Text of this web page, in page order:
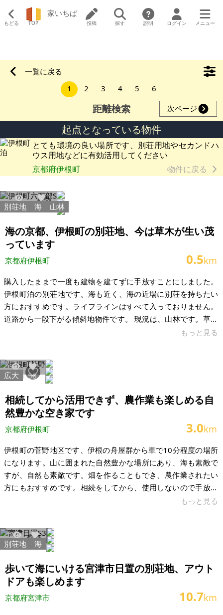
もどる TOP
家いちば
投稿 探す 説明 ログイン メニュー
一覧に戻る
1
2 3 4 5 6
距離検索 次ページ
起点となっている物件
とても環境の良い場所です、別荘用地やセカンドハ
ウス用地などに有効活用してください
京都府伊根町
物件に戻る
30569 119
別荘地 海 山林
海の京都、伊根町の別荘地、今は草木が生い茂
っています
京都府伊根町 0.5km
購入したままで一度も建物を建てずに手放すことにしました。
伊根町泊の別荘地です。海も近く、海の近場に別荘を持ちたい
方におすすめです。ライフラインはすべて入っておりません。
道路から一段下がる傾斜地物件です。 現況は、山林です。草や
木が生い茂ってますので、金額面での交渉はお聞きしますので
のみ案件です 場所：京都府与謝郡伊根町 土地：206㎡ 建物：
構造： 現況：山林 希望価格：50万円 管理費：44,000円／年 ※
問い合わせ多数あるいは取引条件等により、上記と実際の取引
価格と
もっと見る
5805 58
広大
相続してから活用できず、農作業も楽しめる自
然豊かな空き家です
京都府伊根町 3.0km
伊根町の菅野地区です、伊根の舟屋群から車で10分程度の場所
になります。山に囲まれた自然豊かな場所にあり、海も素敵で
すが、自然も素敵です。畑を作ることもでき、農作業されたい
方にもおすすめです。相続をしてから、使用しないので手放す
ことになりました。残置物はそのまま置いておきます。その分
検討宜しくお願い致します。 建物、設備も修繕必須です。残置
物込みの金額です。 【物件概要】※古屋付土地 場所：京都府与
謝郡伊根町菅野 土地：677.67㎡ 建物：225.11㎡ 構造：木造 現
況：空き家
もっと見る
24989 100
別荘地 海
歩いて海にいける宮津市日置の別荘地、アウト
ドアも楽しめます
京都府宮津市 10.7km